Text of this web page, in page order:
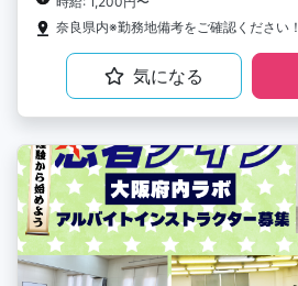
奈良県内※勤務地備考をご確認ください！
気になる